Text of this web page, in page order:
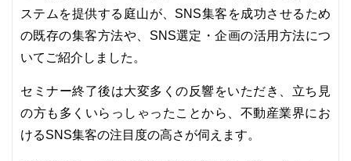
ステムを提供する庭山が、SNS集客を成功させるため
の既存の集客方法や、SNS選定・企画の活用方法につ
いてご紹介しました。
セミナー終了後は大変多くの反響をいただき、立ち見
の方も多くいらっしゃったことから、不動産業界にお
けるSNS集客の注目度の高さが伺えます。